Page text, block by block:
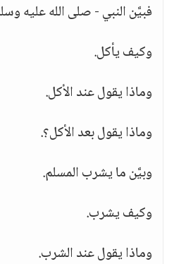
فبيَّن النبي - صلى الله عليه
وكيف يأكل.
وماذا يقول عند الأكل.
وماذا يقول بعد الأكل؟.
وبيَّن ما يشرب المسلم.
وكيف يشرب.
وماذا يقول عند الشرب.